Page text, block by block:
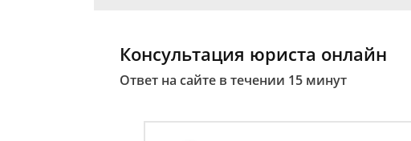
Консультация юриста онлайн
Ответ на сайте в течении 15 минут